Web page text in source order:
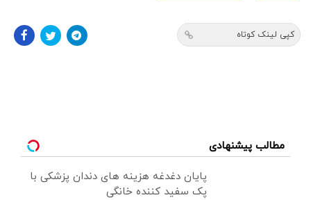
کپی لینک کوتاه
مطالب پیشنهادی
پایان دغدغه هزینه های دندان پزشکی با
پک سفید کننده خانگی